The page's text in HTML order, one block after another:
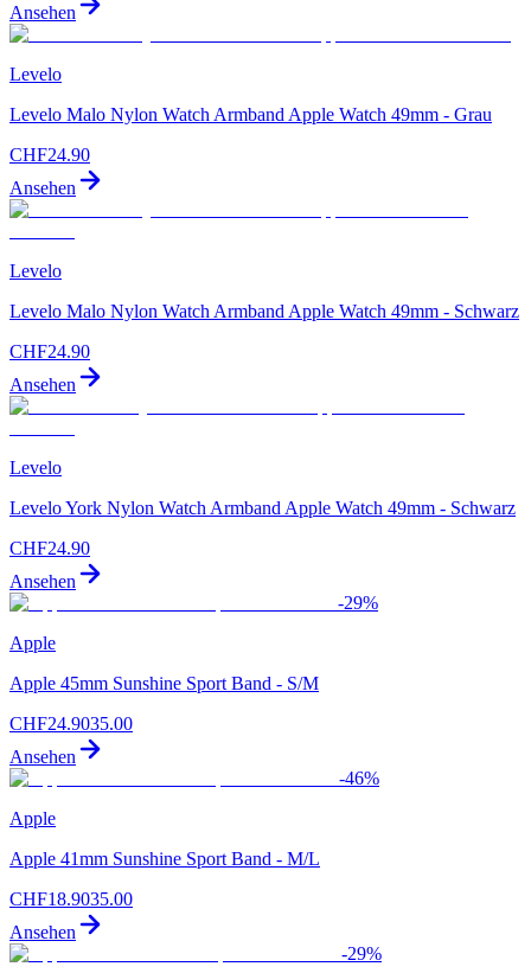
Ansehen
Levelo
Levelo Malo Nylon Watch Armband Apple Watch 49mm - Grau
CHF24.90
Ansehen
Levelo
Levelo Malo Nylon Watch Armband Apple Watch 49mm - Schwarz
CHF24.90
Ansehen
Levelo
Levelo York Nylon Watch Armband Apple Watch 49mm - Schwarz
CHF24.90
Ansehen
-29%
Apple
Apple 45mm Sunshine Sport Band - S/M
CHF24.9035.00
Ansehen
-46%
Apple
Apple 41mm Sunshine Sport Band - M/L
CHF18.9035.00
Ansehen
-29%